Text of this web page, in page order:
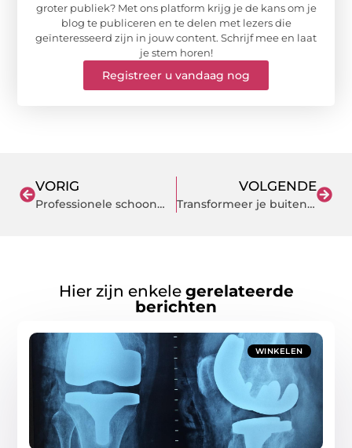
groter publiek? Met ons platform krijg je de kans om je
blog te publiceren en te delen met lezers die
geïnteresseerd zijn in jouw content. Schrijf mee en laat
je stem horen!
Registreer u vandaag nog
VORIG
Professionele schoonmaakbedrijf in Goes voor bedrijven en huishoudens
VOLGENDE
Transformeer je buitenruimte met sierbestrating in Meppel
Hier zijn enkele gerelateerde
berichten
WINKELEN